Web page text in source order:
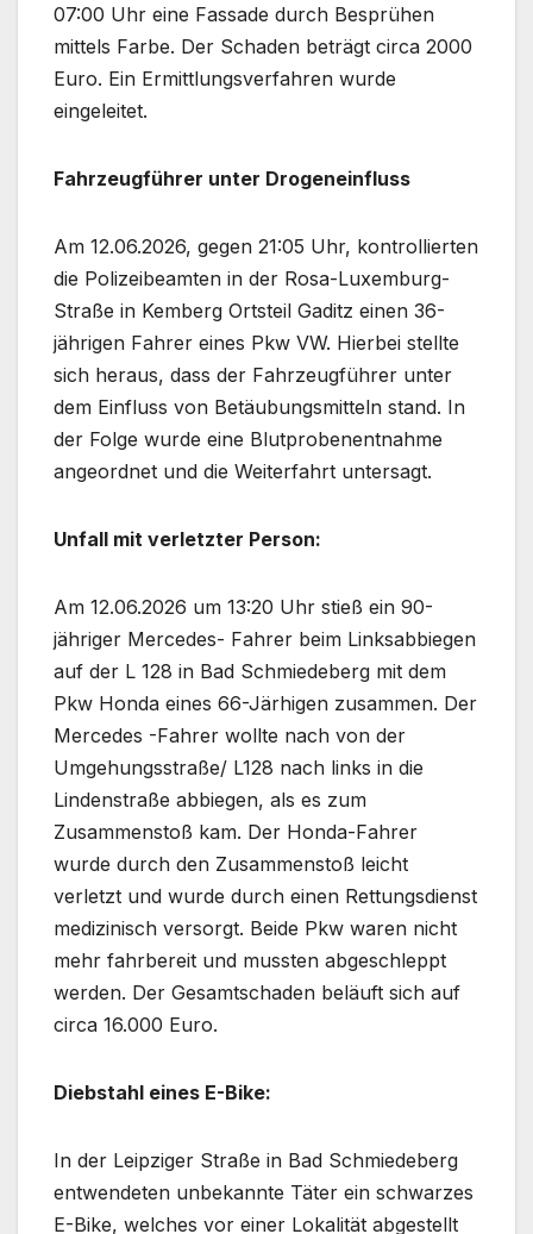
07:00 Uhr eine Fassade durch Besprühen
mittels Farbe. Der Schaden beträgt circa 2000
Euro. Ein Ermittlungsverfahren wurde
eingeleitet.
Fahrzeugführer unter Drogeneinfluss
Am 12.06.2026, gegen 21:05 Uhr, kontrollierten
die Polizeibeamten in der Rosa-Luxemburg-
Straße in Kemberg Ortsteil Gaditz einen 36-
jährigen Fahrer eines Pkw VW. Hierbei stellte
sich heraus, dass der Fahrzeugführer unter
dem Einfluss von Betäubungsmitteln stand. In
der Folge wurde eine Blutprobenentnahme
angeordnet und die Weiterfahrt untersagt.
Unfall mit verletzter Person:
Am 12.06.2026 um 13:20 Uhr stieß ein 90-
jähriger Mercedes- Fahrer beim Linksabbiegen
auf der L 128 in Bad Schmiedeberg mit dem
Pkw Honda eines 66-Järhigen zusammen. Der
Mercedes -Fahrer wollte nach von der
Umgehungsstraße/ L128 nach links in die
Lindenstraße abbiegen, als es zum
Zusammenstoß kam. Der Honda-Fahrer
wurde durch den Zusammenstoß leicht
verletzt und wurde durch einen Rettungsdienst
medizinisch versorgt. Beide Pkw waren nicht
mehr fahrbereit und mussten abgeschleppt
werden. Der Gesamtschaden beläuft sich auf
circa 16.000 Euro.
Diebstahl eines E-Bike:
In der Leipziger Straße in Bad Schmiedeberg
entwendeten unbekannte Täter ein schwarzes
E-Bike, welches vor einer Lokalität abgestellt